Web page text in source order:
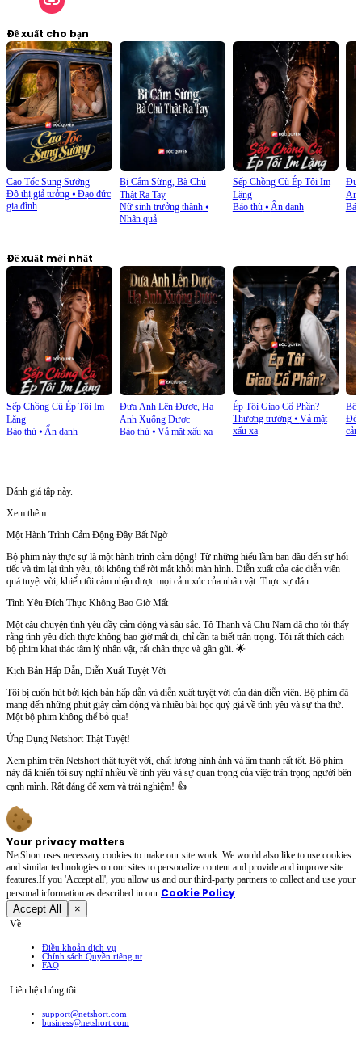
Đề xuất cho bạn
Cao Tốc Sung Sướng
Đô thị giả tưởng ⦁ Đạo đức
gia đình
Bị Cắm Sừng, Bà Chủ
Thật Ra Tay
Nữ sinh trưởng thành⦁
Nhân quả
Sếp Chồng Cũ Ép Tôi Im
Lặng
Báo thù⦁ Ẩn danh
Đề xuất mới nhất
Sếp Chồng Cũ Ép Tôi Im
Lặng
Báo thù ⦁ Ẩn danh
Đưa Anh Lên Được, Hạ
Anh Xuống Được
Báo thù⦁ Vả mặt xấu xa
Ép Tôi Giao Cổ Phần?
Thương trường⦁ Vả mặt
xấu xa
Bố
Đời
Đánh giá tập này.
Xem thêm
Một Hành Trình Cảm Động Đầy Bất Ngờ
Bộ phim này thực sự là một hành trình cảm động! Từ những hiểu lầm ban đầu đến sự hối
tiếc và tìm lại tình yêu, tôi không thể rời mắt khỏi màn hình. Diễn xuất của các diễn viên
quá tuyệt vời, khiến tôi cảm nhận được mọi cảm xúc của nhân vật. Thực sự đán
Tình Yêu Đích Thực Không Bao Giờ Mất
Một câu chuyện tình yêu đầy cảm động và sâu sắc. Tô Thanh và Chu Nam đã cho tôi thấy
rằng tình yêu đích thực không bao giờ mất đi, chỉ cần ta biết trân trọng. Tôi rất thích cách
bộ phim khai thác tâm lý nhân vật, rất chân thực và gần gũi. 🌟
Kịch Bản Hấp Dẫn, Diễn Xuất Tuyệt Vời
Tôi bị cuốn hút bởi kịch bản hấp dẫn và diễn xuất tuyệt vời của dàn diễn viên. Bộ phim đã
mang đến những phút giây cảm động và nhiều bài học quý giá về tình yêu và sự tha thứ.
Một bộ phim không thể bỏ qua!
Ứng Dụng Netshort Thật Tuyệt!
Xem phim trên Netshort thật tuyệt vời, chất lượng hình ảnh và âm thanh rất tốt. Bộ phim
này đã khiến tôi suy nghĩ nhiều về tình yêu và sự quan trọng của việc trân trọng người bên
cạnh mình. Rất đáng để xem và trải nghiệm! 👍
Your privacy matters
NetShort uses necessary cookies to make our site work. We would also like to use cookies
and similar technologies on our sites to personalize content and provide and improve site
features.If you 'Accept all', you allow us and our third-party partners to collect and use your
personal irformation as described in our Cookie Policy.
Accept All ×
Về
Điều khoản dịch vụ
Chính sách Quyền riêng tư
FAQ
Liên hệ chúng tôi
support@netshort.com
business@netshort.com